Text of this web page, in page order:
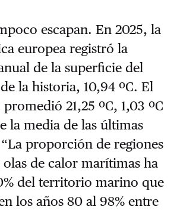
escapan. En 2025, la
europea registró la
de la superficie del
la historia, 10,94 ºC. El
21,25 ºC, 1,03 ºC
la media de las últimas
proporción de regiones
olas de calor marítimas ha
del territorio marino que
los años 80 al 98% entre